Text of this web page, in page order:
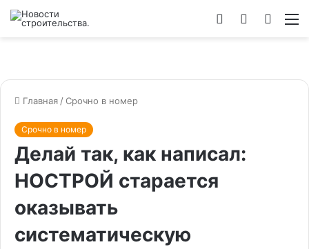
Switch
Войти
Главная /Срочно в номер
Срочно в номер
Делай так, как написал:
НОСТРОЙ старается
оказывать
систематическую